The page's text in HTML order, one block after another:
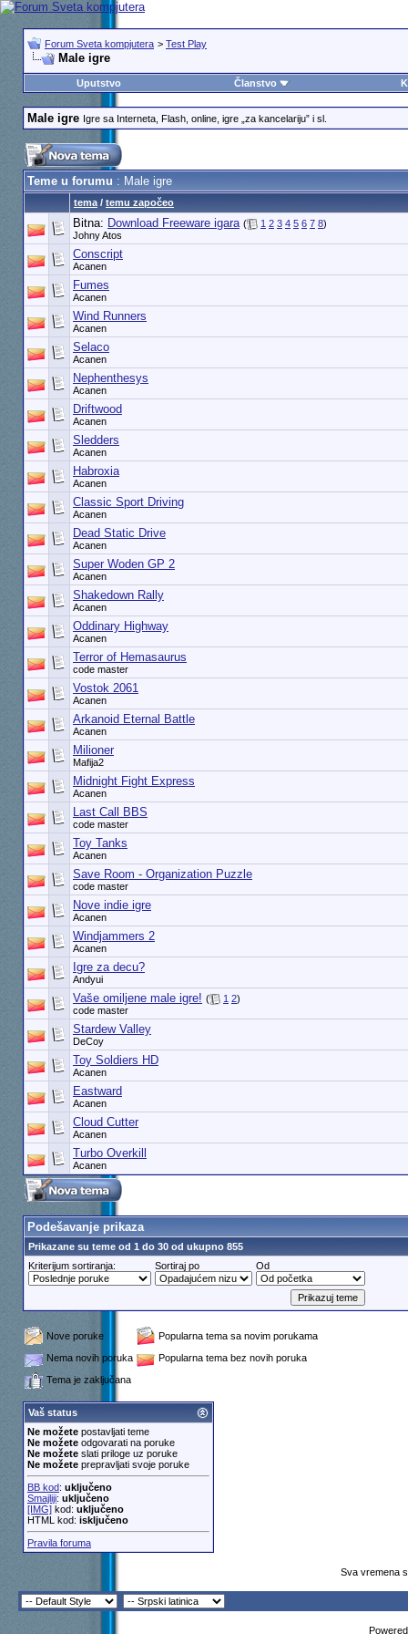
Forum Sveta kompjutera > Test Play
Male igre
Uputstvo Članstvo
Male igre Igre sa Interneta, Flash, online, igre „za kancelariju” i sl.
Teme u forumu: Male igre
tema/ temu započeo
Bitna: Download Freeware igara ( 1 2 3 4 5 6 7 8)
Johny Atos
Conscript
Acanen
Fumes
Acanen
Wind Runners
Acanen
Selaco
Acanen
Nephenthesys
Acanen
Driftwood
Acanen
Sledders
Acanen
Habroxia
Acanen
Classic Sport Driving
Acanen
Dead Static Drive
Acanen
Super Woden GP 2
Acanen
Shakedown Rally
Acanen
Oddinary Highway
Acanen
Terror of Hemasaurus
code master
Vostok 2061
Acanen
Arkanoid Eternal Battle
Acanen
Milioner
Mafija2
Midnight Fight Express
Acanen
Last Call BBS
code master
Toy Tanks
Acanen
Save Room - Organization Puzzle
code master
Nove indie igre
Acanen
Windjammers 2
Acanen
Igre za decu?
Andyui
Vaše omiljene male igre! ( 1 2)
code master
Stardew Valley
DeCoy
Toy Soldiers HD
Acanen
Eastward
Acanen
Cloud Cutter
Acanen
Turbo Overkill
Acanen
Podešavanje prikaza
Prikazane su teme od 1 do 30 od ukupno 855
Kriterijum sortiranja:
Sortiraj po Od
Nove poruke
Popularna tema sa novim porukama
Nema novih poruka
Popularna tema bez novih poruka
Tema je zaključana
Vaš status
Ne možetepostavljati teme
Ne možeteodgovarati na poruke
Ne možeteslati priloge uz poruke
Ne možeteprepravljati svoje poruke
BB kod: uključeno
Smajliji: uključeno
[IMG]kod: uključeno
HTML kod: isključeno
Pravila foruma
Sva vremena